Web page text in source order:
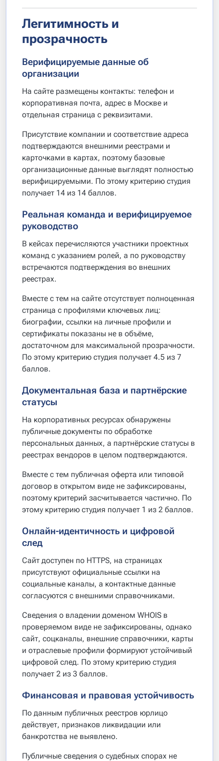
Легитимность и
прозрачность
Верифицируемые данные об
организации
На сайте размещены контакты: телефон и
корпоративная почта, адрес в Москве и
отдельная страница с реквизитами.
Присутствие компании и соответствие адреса
подтверждаются внешними реестрами и
карточками в картах, поэтому базовые
организационные данные выглядят полностью
верифицируемыми. По этому критерию студия
получает 14 из 14 баллов.
Реальная команда и верифицируемое
руководство
В кейсах перечисляются участники проектных
команд с указанием ролей, а по руководству
встречаются подтверждения во внешних
реестрах.
Вместе с тем на сайте отсутствует полноценная
страница с профилями ключевых лиц:
биографии, ссылки на личные профили и
сертификаты показаны не в объёме,
достаточном для максимальной прозрачности.
По этому критерию студия получает 4.5 из 7
баллов.
Документальная база и партнёрские
статусы
На корпоративных ресурсах обнаружены
публичные документы по обработке
персональных данных, а партнёрские статусы в
реестрах вендоров в целом подтверждаются.
Вместе с тем публичная оферта или типовой
договор в открытом виде не зафиксированы,
поэтому критерий засчитывается частично. По
этому критерию студия получает 1 из 2 баллов.
Онлайн-идентичность и цифровой
след
Сайт доступен по HTTPS, на страницах
присутствуют официальные ссылки на
социальные каналы, а контактные данные
согласуются с внешними справочниками.
Сведения о владении доменом WHOIS в
проверяемом виде не зафиксированы, однако
сайт, соцканалы, внешние справочники, карты
и отраслевые профили формируют устойчивый
цифровой след. По этому критерию студия
получает 2 из 3 баллов.
Финансовая и правовая устойчивость
По данным публичных реестров юрлицо
действует, признаков ликвидации или
банкротства не выявлено.
Публичные сведения о судебных спорах не